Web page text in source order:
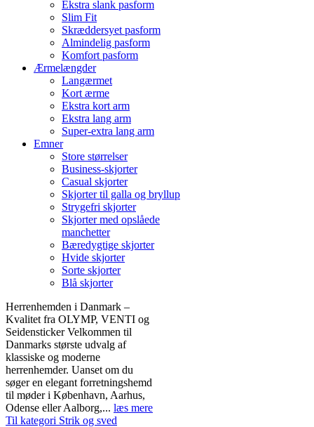
Ekstra slank pasform
Slim Fit
Skræddersyet pasform
Almindelig pasform
Komfort pasform
Ærmelængder
Langærmet
Kort ærme
Ekstra kort arm
Ekstra lang arm
Super-extra lang arm
Emner
Store størrelser
Business-skjorter
Casual skjorter
Skjorter til galla og bryllup
Strygefri skjorter
Skjorter med opslåede
manchetter
Bæredygtige skjorter
Hvide skjorter
Sorte skjorter
Blå skjorter
Herrenhemden i Danmark –
Kvalitet fra OLYMP, VENTI og
Seidensticker Velkommen til
Danmarks største udvalg af
klassiske og moderne
herrenhemder. Uanset om du
søger en elegant forretningshemd
til møder i København, Aarhus,
Odense eller Aalborg,... læs mere
Til kategori Strik og sved